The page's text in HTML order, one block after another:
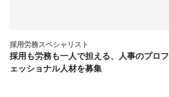
採用労務スペシャリスト
採用も労務も一人で担える、人事のプロフ
ェッショナル人材を募集